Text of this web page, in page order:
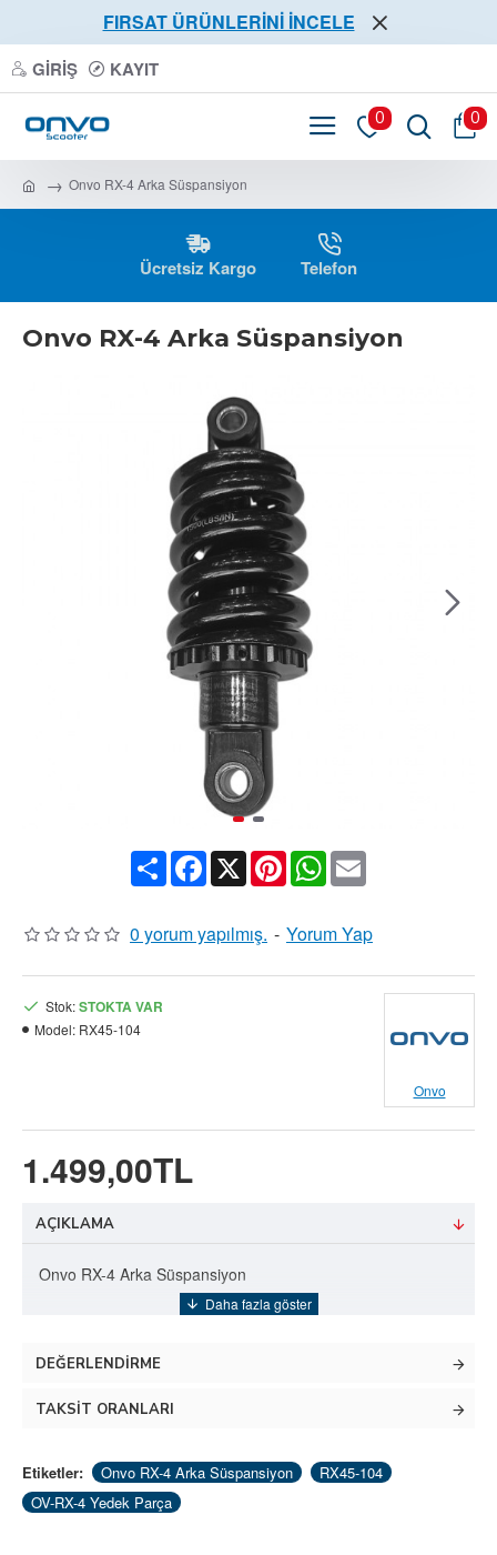
FIRSAT ÜRÜNLERİNİ İNCELE
GIRIŞ KAYIT
0 0
Onvo RX-4 Arka Süspansiyon
Ücretsiz Kargo Telefon
Onvo RX-4 Arka Süspansiyon
ShareFacebook
X PinterestWhatsApp
Email
0 yorum yapılmış. - Yorum Yap
1.499,00TL
Stok:STOKTA VAR
Model: RX45-104
Onvo
AÇIKLAMA
Onvo RX-4 Arka Süspansiyon
DEĞERLENDIRME
TAKSIT ORANLARI
Etiketler: Onvo RX-4 Arka Süspansiyon
RX45-104
OV-RX-4 Yedek Parça